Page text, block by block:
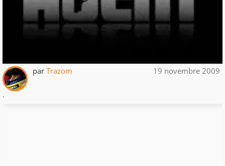
par Trazom 19 novembre 2009
.